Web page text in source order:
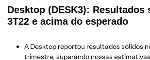
Desktop (DESK3): Resultados
3T22 e acima do esperado
A Desktop reportou resultados sólidos
trimestre, superando nossas